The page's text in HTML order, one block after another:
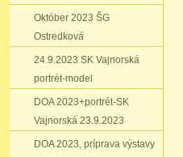
Október 2023 ŠG
Ostredková
24.9.2023 SK Vajnorská
portrét-model
DOA 2023+portrét-SK
Vajnorská 23.9.2023
DOA 2023‚ príprava výstavy